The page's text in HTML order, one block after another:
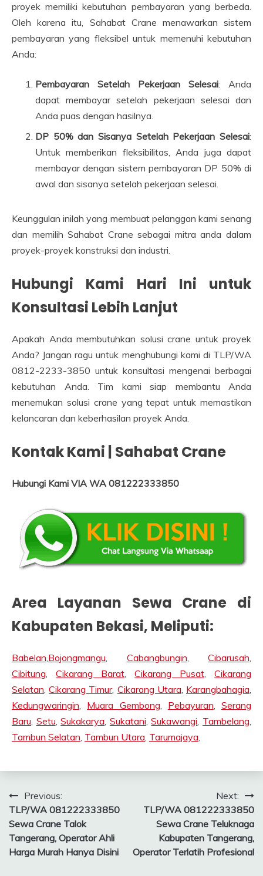
proyek memiliki kebutuhan pembayaran yang berbeda.
Oleh karena itu, Sahabat Crane menawarkan sistem
pembayaran yang fleksibel untuk memenuhi kebutuhan
Anda:
Pembayaran Setelah Pekerjaan Selesai: Anda
dapat membayar setelah pekerjaan selesai dan
Anda puas dengan hasilnya.
DP 50% dan Sisanya Setelah Pekerjaan Selesai:
Untuk memberikan fleksibilitas, Anda juga dapat
membayar dengan sistem pembayaran DP 50% di
awal dan sisanya setelah pekerjaan selesai.
Keunggulan inilah yang membuat pelanggan kami senang
dan memilih Sahabat Crane sebagai mitra anda dalam
proyek-proyek konstruksi dan industri.
Hubungi Kami Hari Ini untuk
Konsultasi Lebih Lanjut
Apakah Anda membutuhkan solusi crane untuk proyek
Anda? Jangan ragu untuk menghubungi kami di TLP/WA
0812-2233-3850 untuk konsultasi mengenai berbagai
kebutuhan Anda. Tim kami siap membantu Anda
menemukan solusi crane yang tepat untuk memastikan
kelancaran dan keberhasilan proyek Anda.
Kontak Kami | Sahabat Crane
Hubungi Kami VIA WA 081222333850
Area Layanan Sewa Crane di
Kabupaten Bekasi, Meliputi:
Babelan,Bojongmangu, Cabangbungin, Cibarusah,
Cibitung, Cikarang Barat, Cikarang Pusat, Cikarang
Selatan,Cikarang Timur, Cikarang Utara, Karangbahagia,
Kedungwaringin, Muara Gembong, Pebayuran, Serang
Baru, Setu,Sukakarya, Sukatani,Sukawangi, Tambelang,
Tambun Selatan, Tambun Utara, Tarumajaya,
Post
navigation
Previous:
TLP/WA 081222333850
Sewa Crane Talok
Tangerang, Operator Ahli
Harga Murah Hanya Disini
Next:
TLP/WA 081222333850
Sewa Crane Teluknaga
Kabupaten Tangerang,
Operator Terlatih Profesional